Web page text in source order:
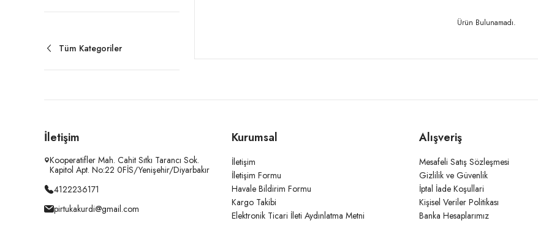
Tüm Kategoriler
Ürün Bulunamadı.
İletişim
Kooperatifler Mah. Cahit Sıtkı Tarancı Sok.
Kapitol Apt. No:22 0FİS/Yenişehir/Diyarbakır
4122236171
pirtukakurdi@gmail.com
Kurumsal
İletişim
İletişim Formu
Havale Bildirim Formu
Kargo Takibi
Elektronik Ticari İleti Aydınlatma Metni
Alışveriş
Mesafeli Satış Sözleşmesi
Gizlilik ve Güvenlik
İptal İade Koşullari
Kişisel Veriler Politikası
Banka Hesaplarımız